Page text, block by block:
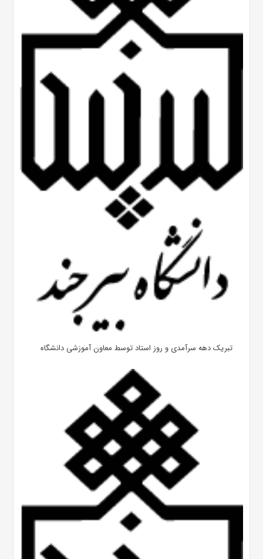
تبریک دهه سرآمدی و روز استاد توسط معاون آموزشی دانشگاه